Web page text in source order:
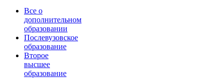
Все о
дополнительном
образовании
Послевузовское
образование
Второе
высшее
образование